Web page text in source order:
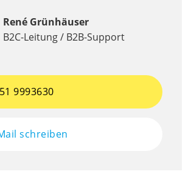
René Grünhäuser
B2C-Leitung / B2B-Support
9993630
schreiben